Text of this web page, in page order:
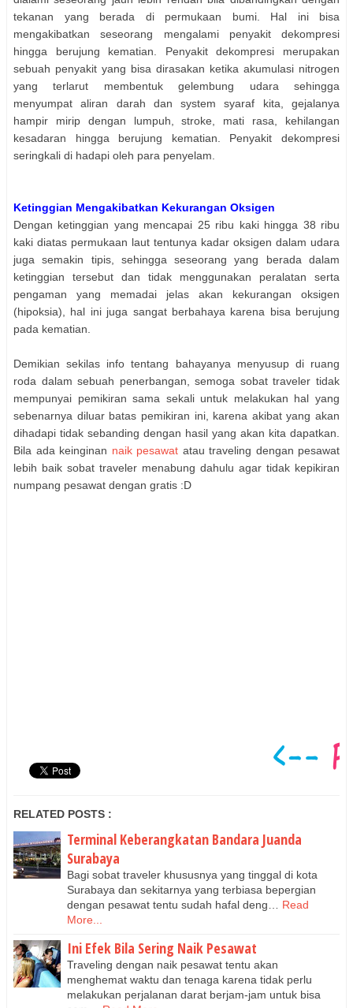
tekanan yang berada di permukaan bumi. Hal ini bisa
mengakibatkan seseorang mengalami penyakit dekompresi
hingga berujung kematian. Penyakit dekompresi merupakan
sebuah penyakit yang bisa dirasakan ketika akumulasi nitrogen
yang terlarut membentuk gelembung udara sehingga
menyumpat aliran darah dan system syaraf kita, gejalanya
hampir mirip dengan lumpuh, stroke, mati rasa, kehilangan
kesadaran hingga berujung kematian. Penyakit dekompresi
seringkali di hadapi oleh para penyelam.
Ketinggian Mengakibatkan Kekurangan Oksigen
Dengan ketinggian yang mencapai 25 ribu kaki hingga 38 ribu
kaki diatas permukaan laut tentunya kadar oksigen dalam udara
juga semakin tipis, sehingga seseorang yang berada dalam
ketinggian tersebut dan tidak menggunakan peralatan serta
pengaman yang memadai jelas akan kekurangan oksigen
(hipoksia), hal ini juga sangat berbahaya karena bisa berujung
pada kematian.
Demikian sekilas info tentang bahayanya menyusup di ruang
roda dalam sebuah penerbangan, semoga sobat traveler tidak
mempunyai pemikiran sama sekali untuk melakukan hal yang
sebenarnya diluar batas pemikiran ini, karena akibat yang akan
dihadapi tidak sebanding dengan hasil yang akan kita dapatkan.
Bila ada keinginan naik pesawat atau traveling dengan pesawat
lebih baik sobat traveler menabung dahulu agar tidak kepikiran
numpang pesawat dengan gratis :D
RELATED POSTS :
Terminal Keberangkatan Bandara Juanda
Surabaya
Bagi sobat traveler khususnya yang tinggal di kota
Surabaya dan sekitarnya yang terbiasa bepergian
dengan pesawat tentu sudah hafal deng…
Read
More...
Ini Efek Bila Sering Naik Pesawat
Traveling dengan naik pesawat tentu akan
menghemat waktu dan tenaga karena tidak perlu
melakukan perjalanan darat berjam-jam untuk bisa